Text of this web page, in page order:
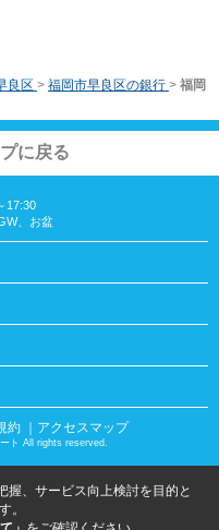
良区 > 福岡市早良区の銀行 > 福岡
に戻る
17:30
、お盆
約 ｜アクセスマップ
ト All rights reserved.
握、サービス向上検討を目的と
。